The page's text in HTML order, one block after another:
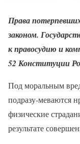
Права
законом.
к правосудию и
52 Конституции
Под моральным
подразу-меваются
физические
результате